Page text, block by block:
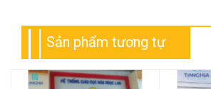
Sản phẩm tương tự